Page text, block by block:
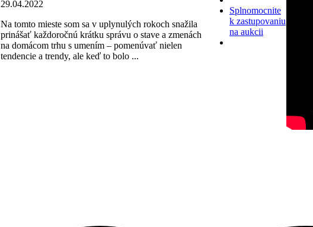
29.04.2022
Na tomto mieste som sa v uplynulých rokoch snažila
prinášať každoročnú krátku správu o stave a zmenách
na domácom trhu s umením – pomenúvať nielen
tendencie a trendy, ale keď to bolo ...
Splnomocnite
k zastupovaniu
na aukcii